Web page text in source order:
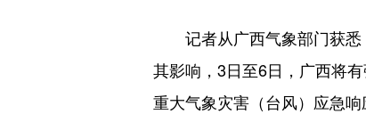
记者从广西气象部门获悉
其影响，3日至6日，广西将
重大气象灾害（台风）应急响